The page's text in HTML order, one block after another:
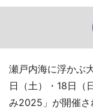
瀬戸内海に浮かぶ
日（土）・18日（
み2025」が開催さ